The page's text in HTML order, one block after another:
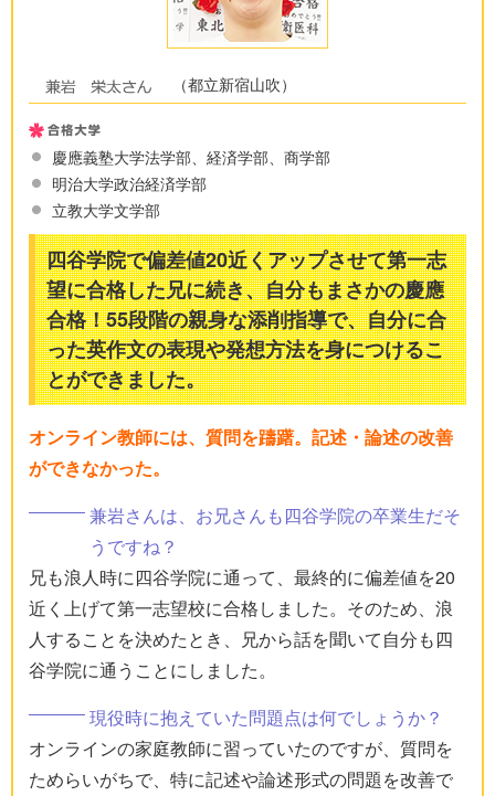
（都立新宿山吹）
慶應義塾大学法学部、経済学部、商学部
明治大学政治経済学部
立教大学文学部
四谷学院で偏差値20近くアップさせて第一志
望に合格した兄に続き、自分もまさかの慶應
合格！55段階の親身な添削指導で、自分に合
った英作文の表現や発想方法を身につけるこ
とができました。
オンライン教師には、質問を躊躇。記述・論述の改善
ができなかった。
兼岩さんは、お兄さんも四谷学院の卒業生だそ
うですね？
兄も浪人時に四谷学院に通って、最終的に偏差値を20
近く上げて第一志望校に合格しました。そのため、浪
人することを決めたとき、兄から話を聞いて自分も四
谷学院に通うことにしました。
現役時に抱えていた問題点は何でしょうか？
オンラインの家庭教師に習っていたのですが、質問を
ためらいがちで、特に記述や論述形式の問題を改善で